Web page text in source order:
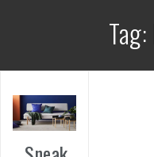
Tag: